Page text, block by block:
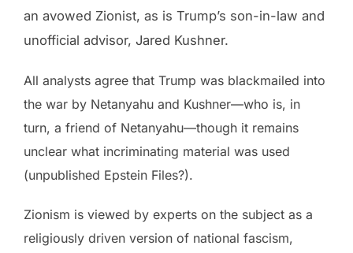
an avowed Zionist, as is Trump’s son-in-law and
unofficial advisor, Jared Kushner.
All analysts agree that Trump was blackmailed into
the war by Netanyahu and Kushner—who is, in
turn, a friend of Netanyahu—though it remains
unclear what incriminating material was used
(unpublished Epstein Files?).
Zionism is viewed by experts on the subject as a
religiously driven version of national fascism,